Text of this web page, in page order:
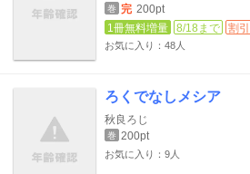
巻 完 200pt
1冊無料増量
8/18まで 割引
お気に入り：48人
ろくでなしメシア
秋良ろじ
巻 200pt
お気に入り：9人